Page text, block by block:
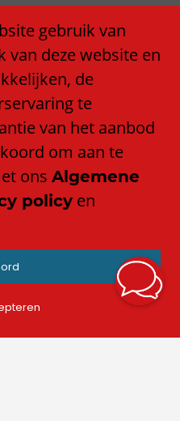
gebruik van
van deze website en
de
te
van het aanbod
om aan te
ons Algemene
policy en